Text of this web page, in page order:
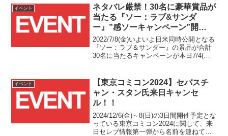
おり、日本初上陸となる今回の東京会場
では、初めてMCUフェーズ4の作品を含
むイベントとして開催されますが、新型
コロナウイルスの影響等でそのフェーズ4
に関する衣装2点の展示が初日に間に合わ
なくなったとのことです。
イベント
ネタバレ厳禁！30名に豪華賞品が
当たる『ソー：ラブ&サンダ
ー』”感ソーキャンペーン”開
催！！
2022/7/8(金)いよいよ日米同時公開となる
『ソー：ラブ＆サンダー』の景品が合計
30名に当たるキャンペーンが本日7/4(月)
イベント
【東京コミコン2024】セバスチ
ャン・スタン氏来日キャンセ
ル！！
2024/12/6(金)～8(日)の3日間開催予定とな
っている東京コミコン2024に関して、来
日セレブ情報第一弾から名前を連ねてい